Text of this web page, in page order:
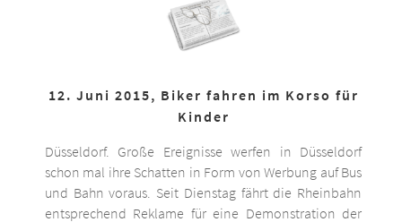
12. Juni 2015, Biker fahren im Korso für
Kinder
Düsseldorf. Große Ereignisse werfen in Düsseldorf
schon mal ihre Schatten in Form von Werbung auf Bus
und Bahn voraus. Seit Dienstag fährt die Rheinbahn
entsprechend Reklame für eine Demonstration der